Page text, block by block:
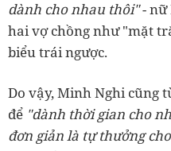
dành cho nhau thôi"- nữ
hai vợ chồng như "mặt
biểu trái ngược.
Do vậy, Minh Nghi cũng
để "dành thời gian cho
đơn giản là tự thưởng